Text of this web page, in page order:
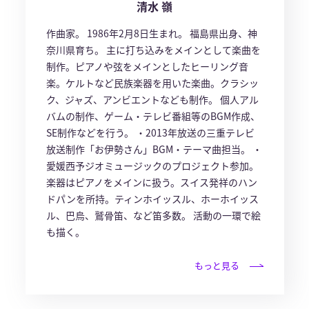
清水 嶺
作曲家。 1986年2月8日生まれ。 福島県出身、神
奈川県育ち。 主に打ち込みをメインとして楽曲を
制作。ピアノや弦をメインとしたヒーリング音
楽。ケルトなど民族楽器を用いた楽曲。クラシッ
ク、ジャズ、アンビエントなども制作。 個人アル
バムの制作、ゲーム・テレビ番組等のBGM作成、
SE制作などを行う。 ・2013年放送の三重テレビ
放送制作「お伊勢さん」BGM・テーマ曲担当。 ・
愛媛西予ジオミュージックのプロジェクト参加。
楽器はピアノをメインに扱う。スイス発祥のハン
ドパンを所持。ティンホイッスル、ホーホイッス
ル、巴烏、鷲骨笛、など笛多数。 活動の一環で絵
も描く。
もっと見る